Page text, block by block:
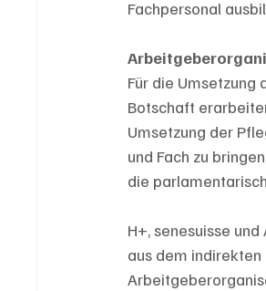
Fachpersonal
Für die Umsetzung
Botschaft
Umsetzung der
und Fach zu
die
H+, senesuisse
aus dem